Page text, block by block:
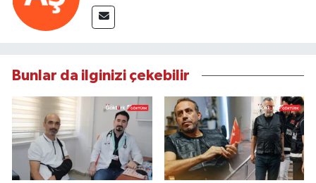
Bunlar da ilginizi çekebilir